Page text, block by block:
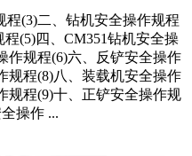
程(3)二、钻机安全操作规程
(5)四、CM351钻机安全操
作规程(6)六、反铲安全操作
规程(8)八、装载机安全操作
规程(9)十、正铲安全操作规
操作 ...